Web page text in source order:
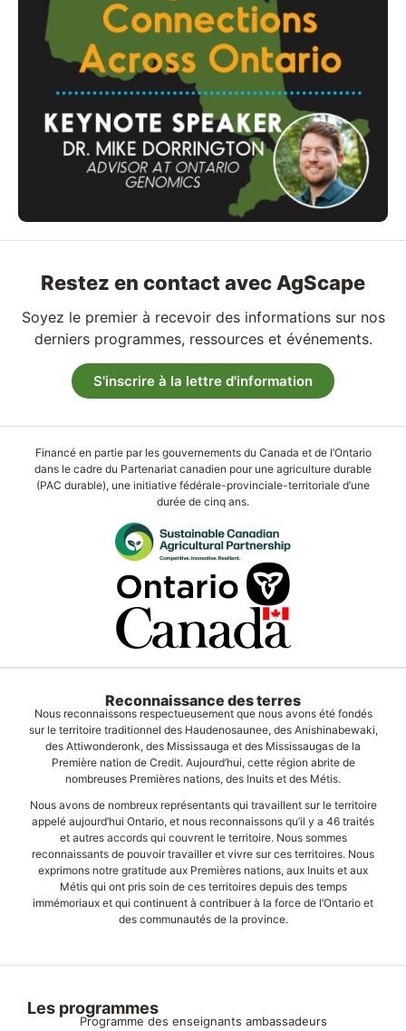
Restez en contact avec AgScape
Soyez le premier à recevoir des informations sur nos
derniers programmes, ressources et événements.
S'inscrire à la lettre d'information
Financé en partie par les gouvernements du Canada et de l’Ontario
dans le cadre du Partenariat canadien pour une agriculture durable
(PAC durable), une initiative fédérale-provinciale-territoriale d’une
durée de cinq ans.
Reconnaissance des terres
Nous reconnaissons respectueusement que nous avons été fondés
sur le territoire traditionnel des Haudenosaunee, des Anishinabewaki,
des Attiwonderonk, des Mississauga et des Mississaugas de la
Première nation de Credit. Aujourd’hui, cette région abrite de
nombreuses Premières nations, des Inuits et des Métis.
Nous avons de nombreux représentants qui travaillent sur le territoire
appelé aujourd’hui Ontario, et nous reconnaissons qu’il y a 46 traités
et autres accords qui couvrent le territoire. Nous sommes
reconnaissants de pouvoir travailler et vivre sur ces territoires. Nous
exprimons notre gratitude aux Premières nations, aux Inuits et aux
Métis qui ont pris soin de ces territoires depuis des temps
immémoriaux et qui continuent à contribuer à la force de l’Ontario et
des communautés de la province.
Les programmes
Programme des enseignants ambassadeurs